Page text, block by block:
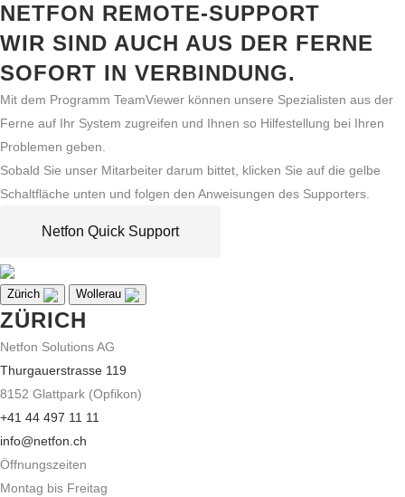
NETFON REMOTE-SUPPORT
WIR SIND AUCH AUS DER FERNE
SOFORT IN VERBINDUNG.
Mit dem Programm TeamViewer können unsere Spezialisten aus der
Ferne auf Ihr System zugreifen und Ihnen so Hilfestellung bei Ihren
Problemen geben.
Sobald Sie unser Mitarbeiter darum bittet, klicken Sie auf die gelbe
Schaltfläche unten und folgen den Anweisungen des Supporters.
Netfon Quick Support
Zürich Wollerau
ZÜRICH
Netfon Solutions AG
Thurgauerstrasse 119
8152 Glattpark (Opfikon)
+41 44 497 11 11
info@netfon.ch
Öffnungszeiten
Montag bis Freitag